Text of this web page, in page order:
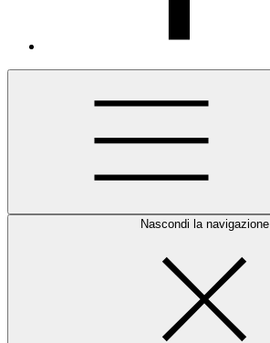
Nascondi la navigazione